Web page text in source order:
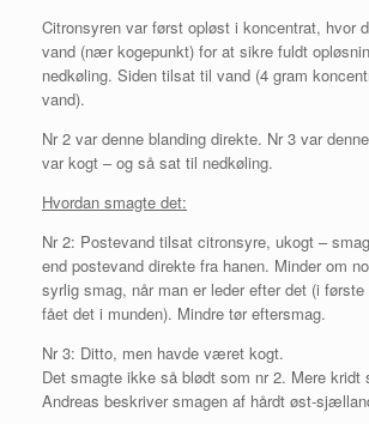
Citronsyren var først opløst i koncentrat, hvor
vand (nær kogepunkt) for at sikre fuldt
nedkøling. Siden tilsat til vand (4 gram
vand).
Nr 2 var denne blanding direkte. Nr 3 var
var kogt – og så sat til nedkøling.
Hvordan smagte det:
Nr 2: Postevand tilsat citronsyre, ukogt –
end postevand direkte fra hanen. Minder om
syrlig smag, når man er leder efter det (i
fået det i munden). Mindre tør eftersmag.
Nr 3: Ditto, men havde været kogt.
Det smagte ikke så blødt som nr 2. Mere kridt
Andreas beskriver smagen af hårdt øst-